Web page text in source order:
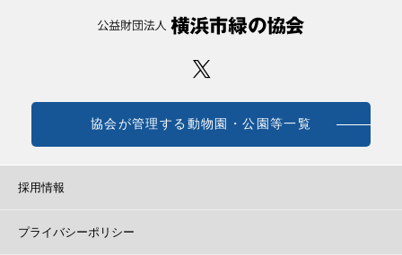
協会が管理する動物園・公園等一覧
採用情報
プライバシーポリシー